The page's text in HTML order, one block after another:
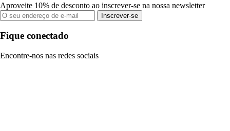
Aproveite 10% de desconto ao inscrever-se na nossa newsletter
Inscrever-se
Fique conectado
Encontre-nos nas redes sociais